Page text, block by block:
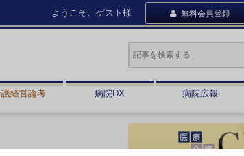
ようこそ、ゲスト様 無料会員登録
経営論考 病院DX 病院広報